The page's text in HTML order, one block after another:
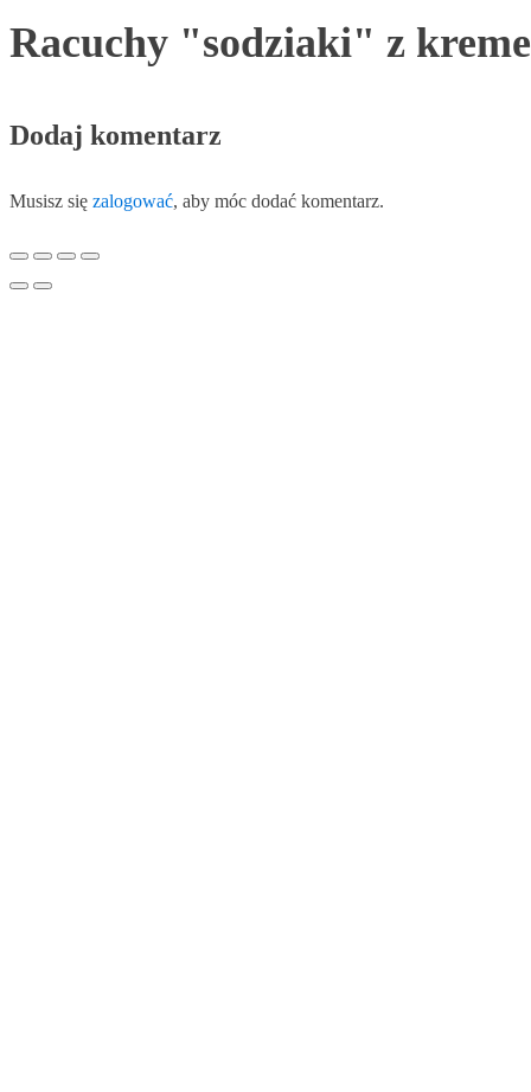
Racuchy "sodziaki" z
Dodaj komentarz
Musisz się zalogować, aby móc dodać komentarz.